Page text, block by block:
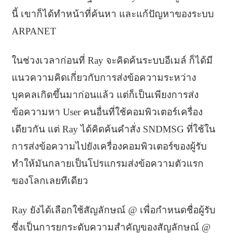
นี้ เขาก็ได้ทำหน้าที่ค้นหา และแก้ปัญหาของระบบ
ARPANET
ในช่วงเวลาก่อนที่ Ray จะคิดค้นระบบอีเมล์ ก็ได้มี
แนวความคิดเกี่ยวกับการส่งข้อความระหว่าง
บุคคลเกิดขึ้นมาก่อนแล้ว แต่ก็เป็นเพียงการส่ง
ข้อความหา User คนอื่นที่ใช้คอมพิวเตอร์เครื่อง
เดียวกัน แต่ Ray ได้คิดค้นคำสั่ง SNDMSG ที่ใช้ใน
การส่งข้อความไปยังเครื่องคอมพิวเตอร์ของผู้รับ
ทำให้มันกลายเป็นโปรแกรมส่งข้อความตัวแรก
ของโลกเลยทีเดียว
Ray ยังได้เลือกใช้สัญลักษณ์ @ เพื่อกำหนดชื่อผู้รับ
ซึ่งเป็นการยกระดับความสำคัญของสัญลักษณ์ @